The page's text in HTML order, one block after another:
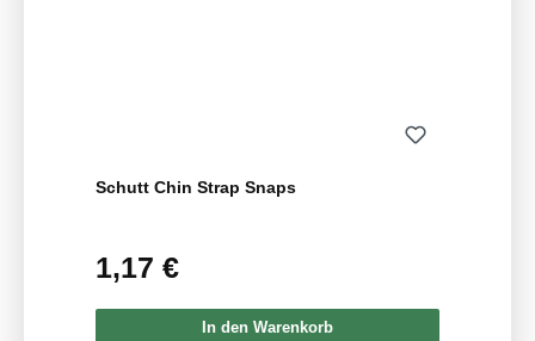
Schutt Chin Strap Snaps
Regulärer Preis:
1,17 €
In den Warenkorb